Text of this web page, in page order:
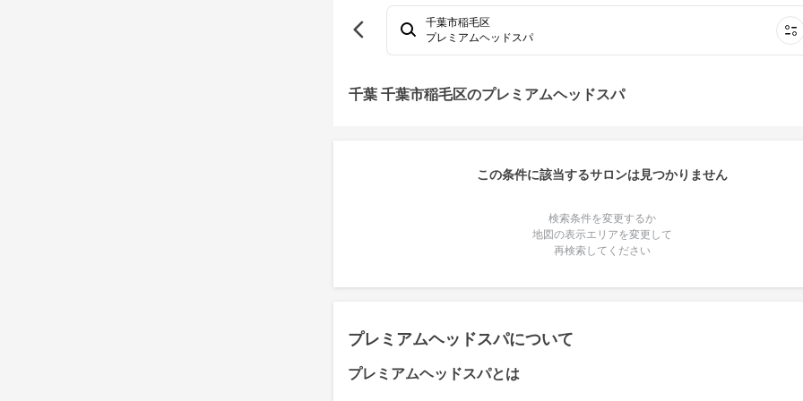
千葉市稲毛区
プレミアムヘッドスパ
千葉 千葉市稲毛区のプレミアムヘッドスパ
この条件に該当するサロンは見つかりません
検索条件を変更するか
地図の表示エリアを変更して
再検索してください
プレミアムヘッドスパについて
プレミアムヘッドスパとは